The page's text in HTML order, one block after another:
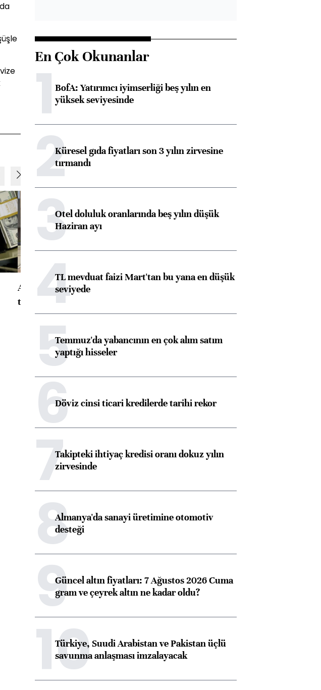
ABD'de konut başlangıçları
toparlandı
konusunda Unicredit ile
En Çok Okunanlar
1BofA: Yatırımcı iyimserliği beş yılın en
yüksek seviyesinde
2Küresel gıda fiyatları son 3 yılın zirvesine
tırmandı
3Otel doluluk oranlarında beş yılın düşük
Haziran ayı
4TL mevduat faizi Mart'tan bu yana en düşük
seviyede
5Temmuz'da yabancının en çok alım satım
yaptığı hisseler
6Döviz cinsi ticari kredilerde tarihi rekor
7Takipteki ihtiyaç kredisi oranı dokuz yılın
zirvesinde
8Almanya'da sanayi üretimine otomotiv
desteği
9Güncel altın fiyatları: 7 Ağustos 2026 Cuma
gram ve çeyrek altın ne kadar oldu?
10
Türkiye, Suudi Arabistan ve Pakistan üçlü
savunma anlaşması imzalayacak